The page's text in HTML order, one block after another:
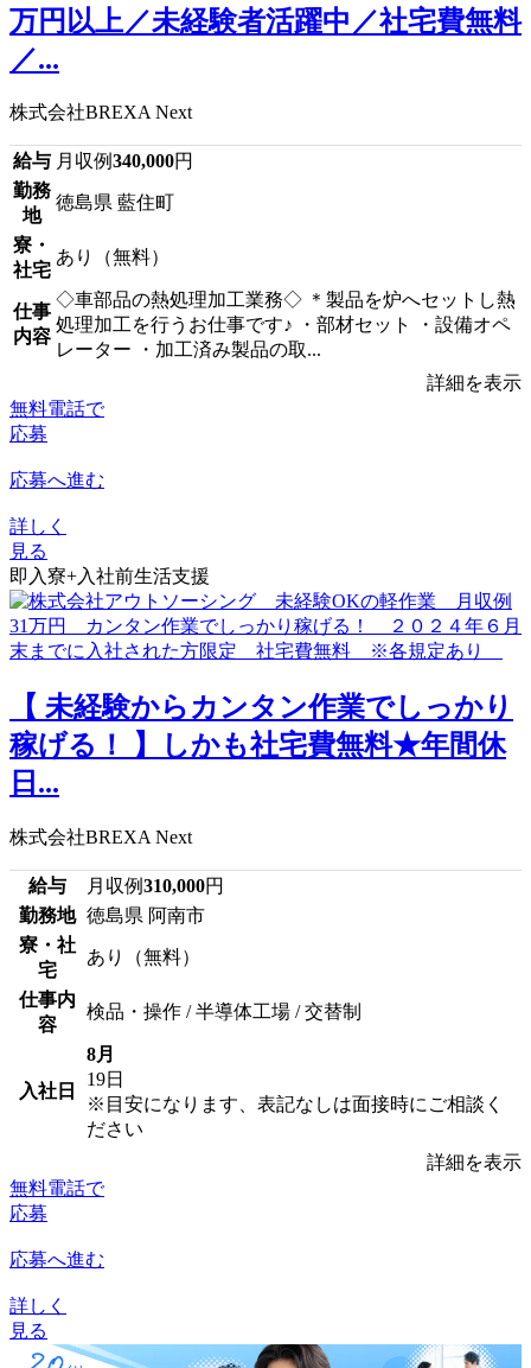
万円以上／未経験者活躍中／社宅費無料
／...
株式会社BREXA Next
給与 月収例340,000円
勤務
地
徳島県 藍住町
寮・
社宅
あり（無料）
仕事
内容
◇車部品の熱処理加工業務◇ ＊製品を炉へセットし熱
処理加工を行うお仕事です♪ ・部材セット ・設備オペ
レーター ・加工済み製品の取...
詳細を表示
無料電話で
応募
応募へ進む
詳しく
見る
即入寮+入社前生活支援
【 未経験からカンタン作業でしっかり
稼げる！ 】しかも社宅費無料★年間休
日...
株式会社BREXA Next
給与 月収例310,000円
勤務地 徳島県 阿南市
寮・社
宅
あり（無料）
仕事内
容
検品・操作 / 半導体工場 / 交替制
入社日
8月
19日
※目安になります、表記なしは面接時にご相談く
ださい
詳細を表示
無料電話で
応募
応募へ進む
詳しく
見る